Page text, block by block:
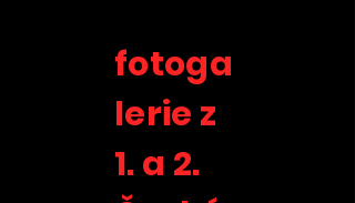
fotoga
lerie z
1. a 2.